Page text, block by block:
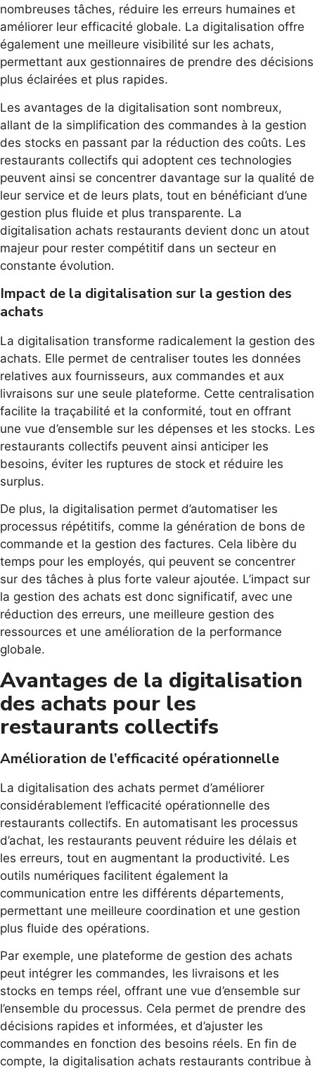
nombreuses tâches, réduire les erreurs humaines et
améliorer leur efficacité globale. La digitalisation offre
également une meilleure visibilité sur les achats,
permettant aux gestionnaires de prendre des décisions
plus éclairées et plus rapides.
Les avantages de la digitalisation sont nombreux,
allant de la simplification des commandes à la gestion
des stocks en passant par la réduction des coûts. Les
restaurants collectifs qui adoptent ces technologies
peuvent ainsi se concentrer davantage sur la qualité de
leur service et de leurs plats, tout en bénéficiant d’une
gestion plus fluide et plus transparente. La
digitalisation achats restaurants devient donc un atout
majeur pour rester compétitif dans un secteur en
constante évolution.
Impact de la digitalisation sur la gestion des
achats
La digitalisation transforme radicalement la gestion des
achats. Elle permet de centraliser toutes les données
relatives aux fournisseurs, aux commandes et aux
livraisons sur une seule plateforme. Cette centralisation
facilite la traçabilité et la conformité, tout en offrant
une vue d’ensemble sur les dépenses et les stocks. Les
restaurants collectifs peuvent ainsi anticiper les
besoins, éviter les ruptures de stock et réduire les
surplus.
De plus, la digitalisation permet d’automatiser les
processus répétitifs, comme la génération de bons de
commande et la gestion des factures. Cela libère du
temps pour les employés, qui peuvent se concentrer
sur des tâches à plus forte valeur ajoutée. L’impact sur
la gestion des achats est donc significatif, avec une
réduction des erreurs, une meilleure gestion des
ressources et une amélioration de la performance
globale.
Avantages de la digitalisation
des achats pour les
restaurants collectifs
Amélioration de l’efficacité opérationnelle
La digitalisation des achats permet d’améliorer
considérablement l’efficacité opérationnelle des
restaurants collectifs. En automatisant les processus
d’achat, les restaurants peuvent réduire les délais et
les erreurs, tout en augmentant la productivité. Les
outils numériques facilitent également la
communication entre les différents départements,
permettant une meilleure coordination et une gestion
plus fluide des opérations.
Par exemple, une plateforme de gestion des achats
peut intégrer les commandes, les livraisons et les
stocks en temps réel, offrant une vue d’ensemble sur
l’ensemble du processus. Cela permet de prendre des
décisions rapides et informées, et d’ajuster les
commandes en fonction des besoins réels. En fin de
compte, la digitalisation achats restaurants contribue à